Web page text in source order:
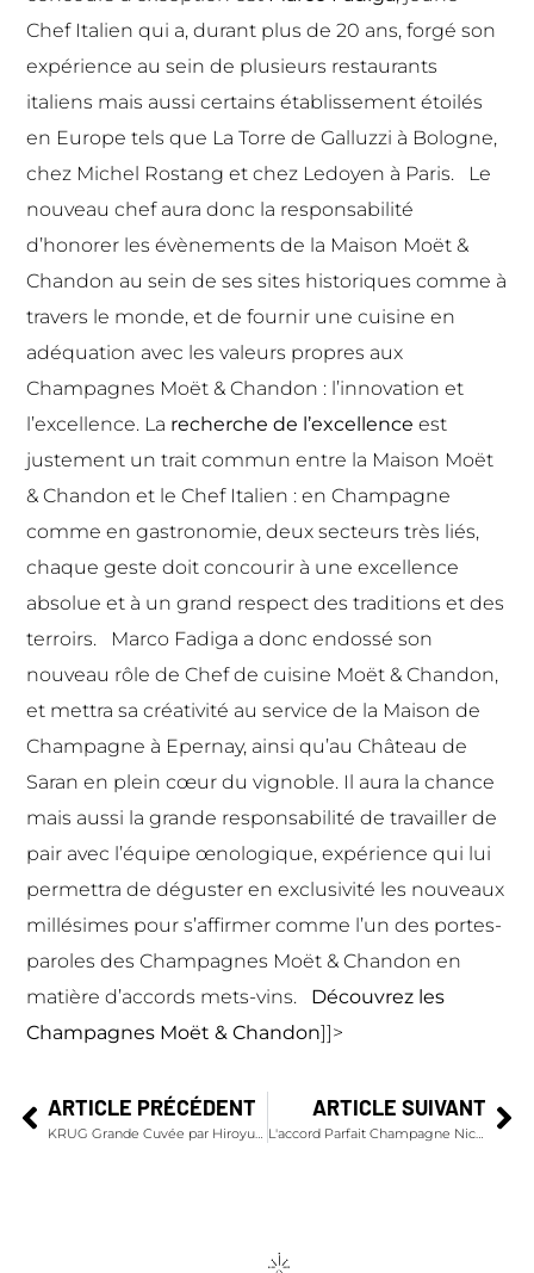
Chef Italien qui a, durant plus de 20 ans, forgé son
expérience au sein de plusieurs restaurants
italiens mais aussi certains établissement étoilés
en Europe tels que La Torre de Galluzzi à Bologne,
chez Michel Rostang et chez Ledoyen à Paris. Le
nouveau chef aura donc la responsabilité
d’honorer les évènements de la Maison Moët &
Chandon au sein de ses sites historiques comme à
travers le monde, et de fournir une cuisine en
adéquation avec les valeurs propres aux
Champagnes Moët & Chandon : l’innovation et
l’excellence. La recherche de l’excellence est
justement un trait commun entre la Maison Moët
& Chandon et le Chef Italien : en Champagne
comme en gastronomie, deux secteurs très liés,
chaque geste doit concourir à une excellence
absolue et à un grand respect des traditions et des
terroirs. Marco Fadiga a donc endossé son
nouveau rôle de Chef de cuisine Moët & Chandon,
et mettra sa créativité au service de la Maison de
Champagne à Epernay, ainsi qu’au Château de
Saran en plein cœur du vignoble. Il aura la chance
mais aussi la grande responsabilité de travailler de
pair avec l’équipe œnologique, expérience qui lui
permettra de déguster en exclusivité les nouveaux
millésimes pour s’affirmer comme l’un des portes-
paroles des Champagnes Moët & Chandon en
matière d’accords mets-vins. Découvrez les
Champagnes Moët & Chandon]]>
ARTICLE PRÉCÉDENT
KRUG Grande Cuvée par Hiroyuki Kanda – Bœufs et œufs
ARTICLE SUIVANT
L'accord Parfait Champagne Nicolas Feuillatte Grand Cru Chardonnay 2006 par Stéphane Pitré